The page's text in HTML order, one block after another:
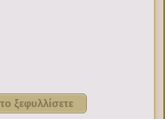
ξεφυλλίσετε